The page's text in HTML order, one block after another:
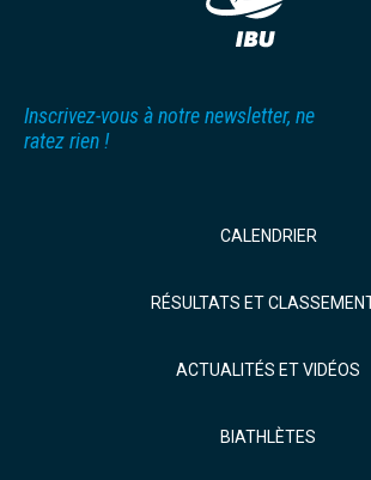
Inscrivez-vous à notre newsletter, ne
ratez rien !
CALENDRIER
RÉSULTATS ET
ACTUALITÉS ET VIDÉOS
BIATHLÈTES